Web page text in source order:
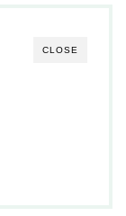
CLOSE